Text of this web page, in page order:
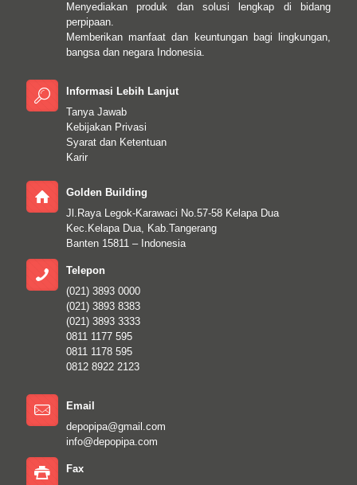
Menyediakan produk dan solusi lengkap di bidang
perpipaan.
Memberikan manfaat dan keuntungan bagi lingkungan,
bangsa dan negara Indonesia.
Informasi Lebih Lanjut
Tanya Jawab
Kebijakan Privasi
Syarat dan Ketentuan
Karir
Golden Building
Jl.Raya Legok-Karawaci No.57-58 Kelapa Dua
Kec.Kelapa Dua, Kab.Tangerang
Banten 15811 – Indonesia
Telepon
(021) 3893 0000
(021) 3893 8383
(021) 3893 3333
0811 1177 595
0811 1178 595
0812 8922 2123
Email
depopipa@gmail.com
info@depopipa.com
Fax